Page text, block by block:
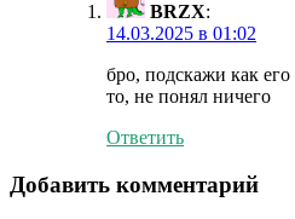
BRZX:
14.03.2025 в 01:02
бро, подскажи как
то, не понял ничего
Ответить
Добавить комментарий